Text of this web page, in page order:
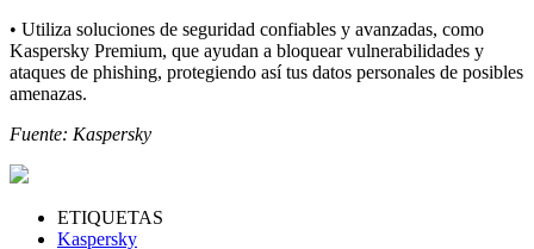
• Utiliza soluciones de seguridad confiables y avanzadas, como
Kaspersky Premium, que ayudan a bloquear vulnerabilidades y
ataques de phishing, protegiendo así tus datos personales de posibles
amenazas.
Fuente: Kaspersky
ETIQUETAS
Kaspersky